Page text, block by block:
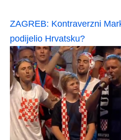
ZAGREB: Kontraverzni
podijelio Hrvatsku?